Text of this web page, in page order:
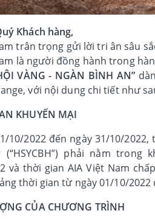
Khách hàng,
trân trọng gửi lời tri ân sâu
là người đồng hành trong
VÀNG - NGÀN BÌNH AN”
với nội dung chi tiết như
KHUYẾN MẠI
10/2022 đến ngày 31/10/
(“HSYCBH”) phải nằm
và thời gian AIA Việt Nam
thời gian từ ngày 01/10/2022
CỦA CHƯƠNG TRÌNH